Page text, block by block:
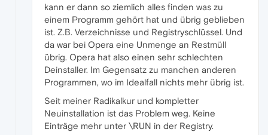
kann er dann so ziemlich alles finden was zu
einem Programm gehört hat und übrig geblieben
ist. Z.B. Verzeichnisse und Registryschlüssel. Und
da war bei Opera eine Unmenge an Restmüll
übrig. Opera hat also einen sehr schlechten
Deinstaller. Im Gegensatz zu manchen anderen
Programmen, wo im Idealfall nichts mehr übrig ist.
Seit meiner Radikalkur und kompletter
Neuinstallation ist das Problem weg. Keine
Einträge mehr unter \RUN in der Registry.